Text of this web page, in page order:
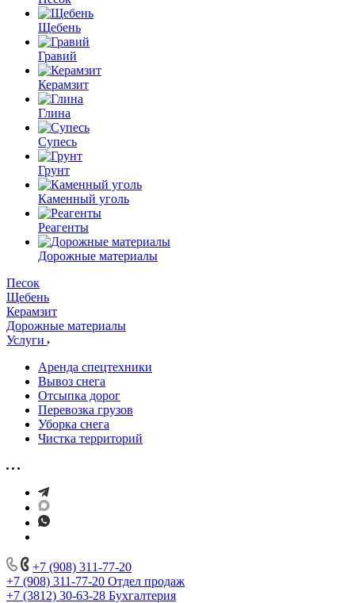
Щебень
Гравий
Керамзит
Глина
Супесь
Грунт
Каменный уголь
Реагенты
Дорожные материалы
Песок
Щебень
Керамзит
Дорожные материалы
Услуги
Аренда спецтехники
Вывоз снега
Отсыпка дорог
Перевозка грузов
Уборка снега
Чистка территорий
+7 (908) 311-77-20
+7 (908) 311-77-20 Отдел продаж
+7 (3812) 30-63-28 Бухгалтерия